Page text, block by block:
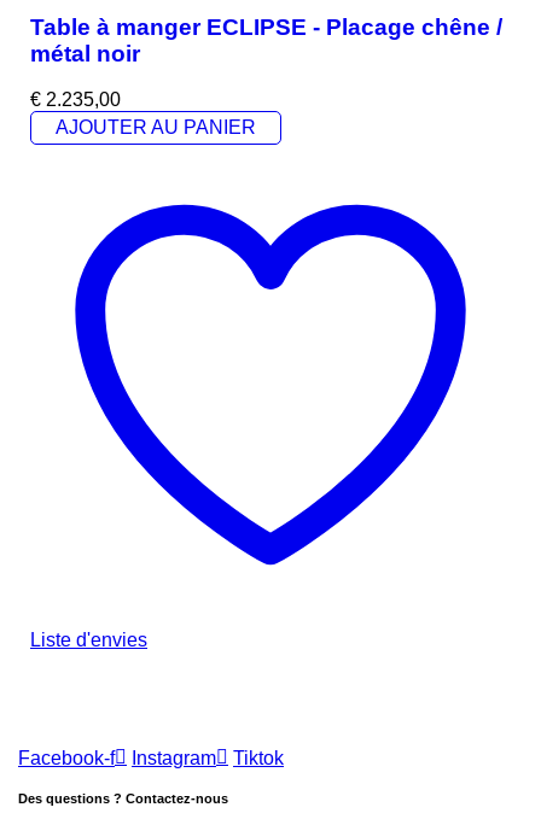
Table à manger ECLIPSE - Placage chêne /
métal noir
€ 2.235,00
AJOUTER AU PANIER
Liste d'envies
Facebook-f Instagram Tiktok
Des questions ? Contactez-nous